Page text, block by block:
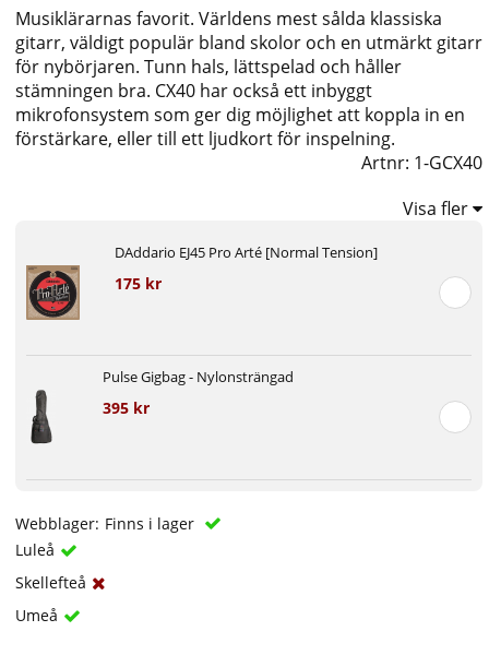
Musiklärarnas favorit. Världens mest sålda klassiska
gitarr, väldigt populär bland skolor och en utmärkt gitarr
för nybörjaren. Tunn hals, lättspelad och håller
stämningen bra. CX40 har också ett inbyggt
mikrofonsystem som ger dig möjlighet att koppla in en
förstärkare, eller till ett ljudkort för inspelning.
Artnr: 1-GCX40
Visa fler
DAddario EJ45 Pro Arté [Normal Tension]
175 kr
Pulse Gigbag - Nylonsträngad
395 kr
Webblager: Finns i lager
Luleå
Skellefteå
Umeå